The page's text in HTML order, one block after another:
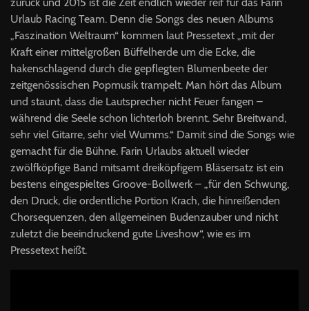
Urlaub Racing Team. Denn die Songs des neuen Albums
„Faszination Weltraum“ kommen laut Pressetext „mit der
Kraft einer mittelgroßen Büffelherde um die Ecke, die
hakenschlagend durch die gepflegten Blumenbeete der
zeitgenössischen Popmusik trampelt. Man hört das Album
und staunt, dass die Lautsprecher nicht Feuer fangen –
während die Seele schon lichterloh brennt. Sehr Breitwand,
sehr viel Gitarre, sehr viel Wumms.“ Damit sind die Songs wie
gemacht für die Bühne. Farin Urlaubs aktuell wieder
zwölfköpfige Band mitsamt dreiköpfigem Bläsersatz ist ein
bestens eingespieltes Groove-Bollwerk – „für den Schwung,
den Druck, die ordentliche Portion Krach, die hinreißenden
Chorsequenzen, den allgemeinen Budenzauber und nicht
zuletzt die beeindruckend gute Liveshow“, wie es im
Pressetext heißt.